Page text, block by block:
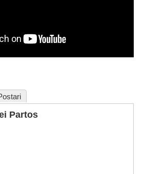
Partos